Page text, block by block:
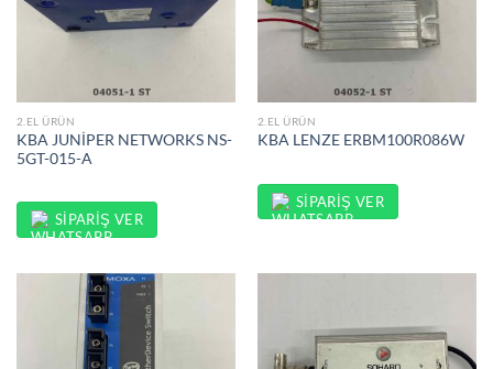
2.EL ÜRÜN
KBA JUNİPER NETWORKS NS-
5GT-015-A
SIPARIŞ VER
2.EL ÜRÜN
KBA LENZE ERBM100R086W
SIPARIŞ VER